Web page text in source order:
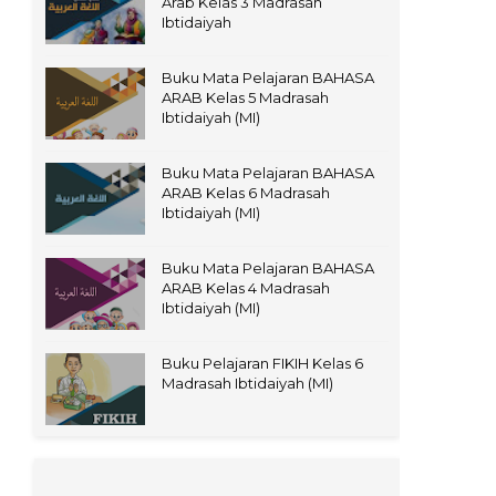
Ibtidaiyah
Buku Mata Pelajaran BAHASA
ARAB Kelas 5 Madrasah
Ibtidaiyah (MI)
Buku Mata Pelajaran BAHASA
ARAB Kelas 6 Madrasah
Ibtidaiyah (MI)
Buku Mata Pelajaran BAHASA
ARAB Kelas 4 Madrasah
Ibtidaiyah (MI)
Buku Pelajaran FIKIH Kelas 6
Madrasah Ibtidaiyah (MI)